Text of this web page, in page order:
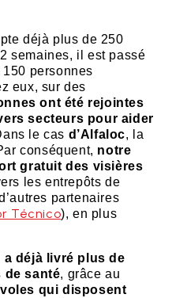
déjà plus de 250
semaines, il est passé
personnes
eux, sur des
ont été rejointes
secteurs pour aider
le cas d’Alfaloc, la
conséquent, notre
gratuit des visières
les entrepôts de
partenaires
Técnico), en plus
a déjà livré plus de
de santé, grâce au
qui disposent